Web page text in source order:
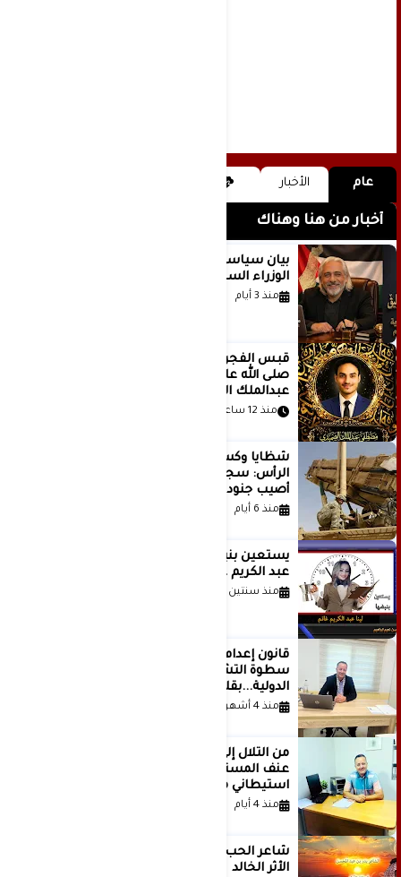
عام الأخبار
أخبار من هنا وهناك
بيان سياسي رداً على موقف مجلس
الوزراء السعودي
منذ 3 أيام
صلى الله عليه وسلم .. بقلم مصطفى
عبدالملك الصميدي | اليمن
منذ 12 ساعة
شظايا وكسور في العظام وإصابات في
الرأس: سجلات جديدة تكشف كيف
أصيب جنود أمريكيون في الحرب الإيرانية
منذ 6 أيام
عبد الكريم غانم
منذ سنتين
قانون إعدام الأسرى الفلسطينيين: بين
سطوة التشريع وانهيار منظومة العدالة
الدولية...بقلم الدكتور وسيم وني
منذ 4 أشهر
من التلال إلى السيطرة.. كيف تحول
عنف المستوطنين إلى مشروع
استيطاني منظم؟
منذ 4 أيام
الأثر الخالد